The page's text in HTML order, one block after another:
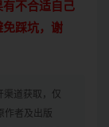
不合适自己
免踩坑，谢
渠道获取，仅
作者及出版